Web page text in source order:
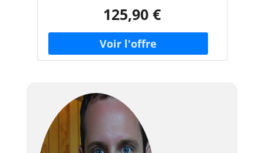
125,90 €